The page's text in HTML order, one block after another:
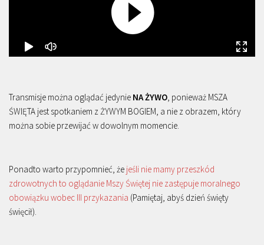
Transmisje można oglądać jedynie NA ŻYWO, ponieważ MSZA
ŚWIĘTA jest spotkaniem z ŻYWYM BOGIEM, a nie z obrazem, który
można sobie przewijać w dowolnym momencie.
Ponadto warto przypomnieć, że jeśli nie mamy przeszkód
zdrowotnych to oglądanie Mszy Świętej nie zastępuje moralnego
obowiązku wobec III przykazania (Pamiętaj, abyś dzień święty
święcił).